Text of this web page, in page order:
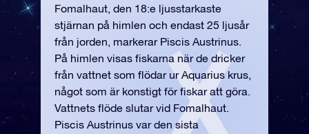
Fomalhaut, den 18:e ljusstarkaste
stjärnan på himlen och endast 25 ljusår
från jorden, markerar Piscis Austrinus.
På himlen visas fiskarna när de dricker
från vattnet som flödar ur Aquarius krus,
något som är konstigt för fiskar att göra.
Vattnets flöde slutar vid Fomalhaut.
Piscis Austrinus var den sista